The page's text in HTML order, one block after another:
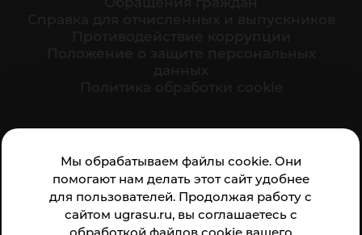
Мы обрабатываем файлы cookie. Они
помогают нам делать этот сайт удобнее
для пользователей. Продолжая работу с
сайтом ugrasu.ru, вы соглашаетесь с
организации: